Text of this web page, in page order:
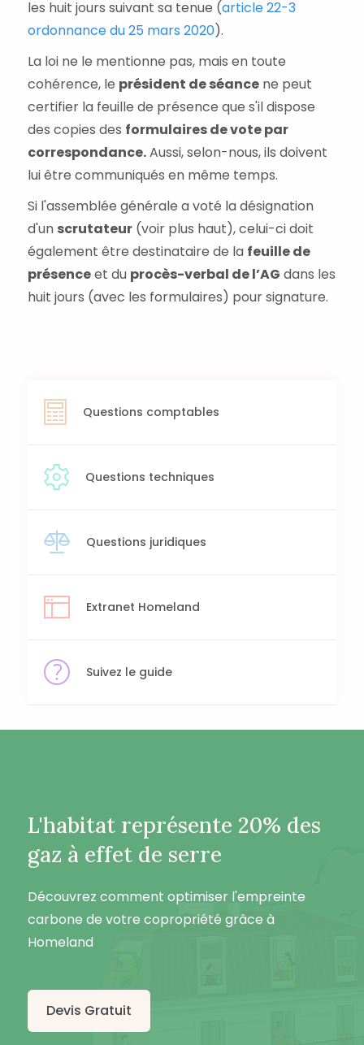
les huit jours suivant sa tenue (article 22-3
ordonnance du 25 mars 2020).
La loi ne le mentionne pas, mais en toute
cohérence, le président de séancene peut
certifier la feuille de présence que s'il dispose
des copies des formulaires de vote par
correspondance.Aussi, selon-nous, ils doivent
lui être communiqués en même temps.
Si l'assemblée générale a voté la désignation
d'un scrutateur(voir plus haut), celui-ci doit
également être destinataire de la feuille de
présenceet du procès-verbal de l’AG dans les
huit jours (avec les formulaires) pour signature.
Questions comptables
Questions techniques
Questions juridiques
Extranet Homeland
Suivez le guide
L'habitat représente 20% des
gaz à effet de serre
Découvrez comment optimiser l'empreinte
carbone de votre copropriété grâce à
Homeland
Devis Gratuit